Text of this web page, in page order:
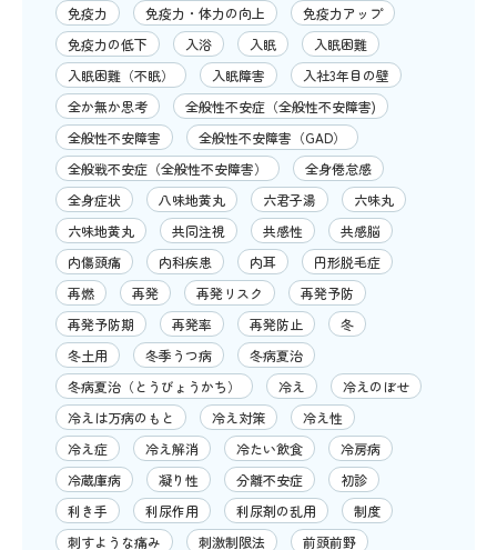
免疫力
免疫力・体力の向上
免疫力アップ
免疫力の低下
入浴 入眠
入眠困難
入眠困難（不眠）
入眠障害
入社3年目の壁
全か無か思考
全般性不安症（全般性不安障害)
全般性不安障害
全般性不安障害（GAD）
全般戦不安症（全般性不安障害）
全身倦怠感
全身症状
八味地黄丸 六君子湯
六味丸
六味地黄丸
共同注視 共感性
共感脳
内傷頭痛
内科疾患 内耳
円形脱毛症
再燃
再発 再発リスク
再発予防
再発予防期
再発率 再発防止
冬
冬土用
冬季うつ病
冬病夏治
冬病夏治（とうびょうかち）
冷え
冷えのぼせ
冷えは万病のもと
冷え対策
冷え性
冷え症
冷え解消 冷たい飲食
冷房病
冷蔵庫病
凝り性 分離不安症
初診
利き手
利尿作用 利尿剤の乱用
制度
刺すような痛み
刺激制限法
前頭前野